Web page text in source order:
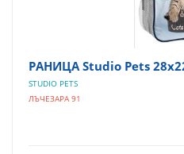
РАНИЦА Studio Pets
STUDIO PETS
ЛЪЧЕЗАРА 91